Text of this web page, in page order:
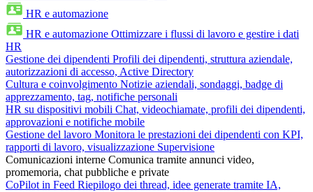
HR e automazione
HR e automazione Ottimizzare i flussi di lavoro e gestire i dati
HR
Gestione dei dipendenti Profili dei dipendenti, struttura aziendale,
autorizzazioni di accesso, Active Directory
Cultura e coinvolgimento Notizie aziendali, sondaggi, badge di
apprezzamento, tag, notifiche personali
HR su dispositivi mobili Chat, videochiamate, profili dei dipendenti,
approvazioni e notifiche mobile
Gestione del lavoro Monitora le prestazioni dei dipendenti con KPI,
rapporti di lavoro, visualizzazione Supervisione
Comunicazioni interne Comunica tramite annunci video,
promemoria, chat pubbliche e private
CoPilot in Feed Riepilogo dei thread, idee generate tramite IA,